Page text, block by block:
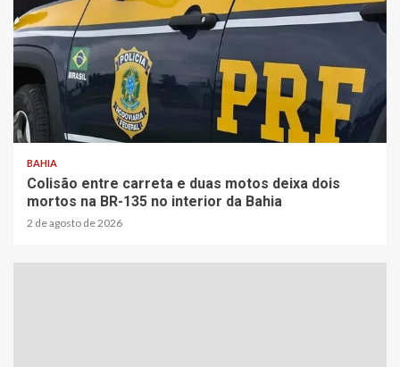
1 min read
BAHIA
Colisão entre carreta e duas motos deixa dois
mortos na BR-135 no interior da Bahia
2 de agosto de 2026